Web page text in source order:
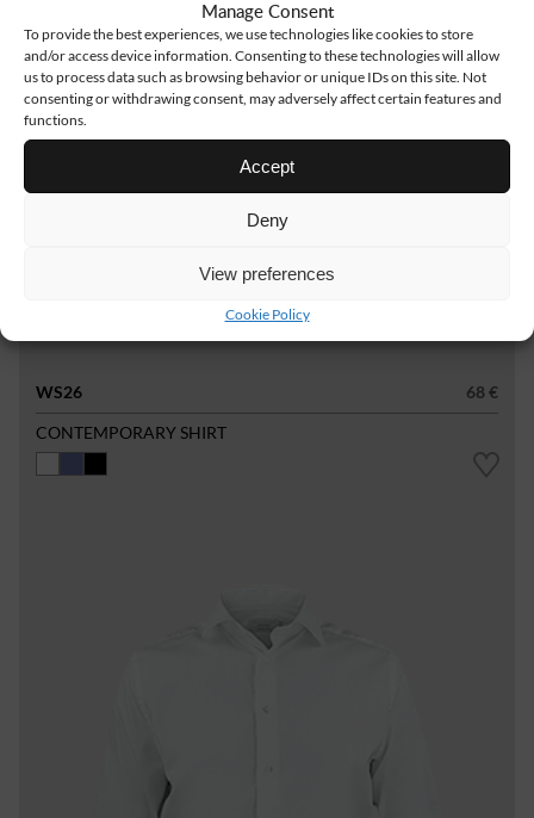
Manage Consent
To provide the best experiences, we use technologies like cookies to store
and/or access device information. Consenting to these technologies will allow
us to process data such as browsing behavior or unique IDs on this site. Not
consenting or withdrawing consent, may adversely affect certain features and
functions.
Accept
Deny
View preferences
Cookie Policy
WS26
68 €
CONTEMPORARY SHIRT